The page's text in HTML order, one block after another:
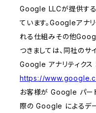
Google LLCが提供す
ています。Googleアナ
れる仕組みその他
つきましては、同社のサ
Google アナリティクス
https://
お客様が Google パー
際の Google によるデ